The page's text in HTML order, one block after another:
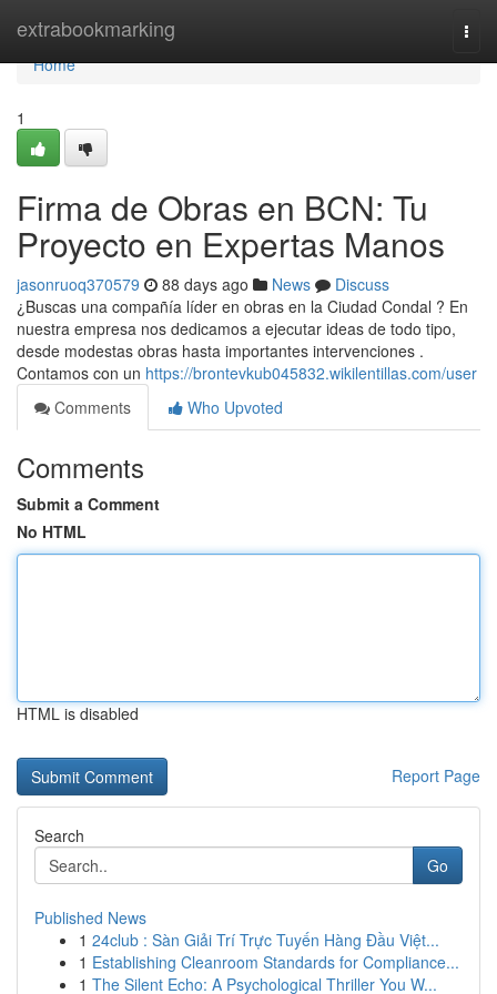
extrabookmarking
Home
Home
1
Firma de Obras en BCN: Tu
Proyecto en Expertas Manos
jasonruoq370579 88 days ago News
Discuss
¿Buscas una compañía líder en obras en la Ciudad Condal ? En
nuestra empresa nos dedicamos a ejecutar ideas de todo tipo,
desde modestas obras hasta importantes intervenciones .
Contamos con un https://brontevkub045832.wikilentillas.com/user
Comments
Who Upvoted
Comments
Submit a Comment
No HTML
HTML is disabled
Report Page
Search
Go
Published News
1 24club : Sàn Giải Trí Trực Tuyến Hàng Đầu Việt...
1 Establishing Cleanroom Standards for Compliance...
1 The Silent Echo: A Psychological Thriller You W...